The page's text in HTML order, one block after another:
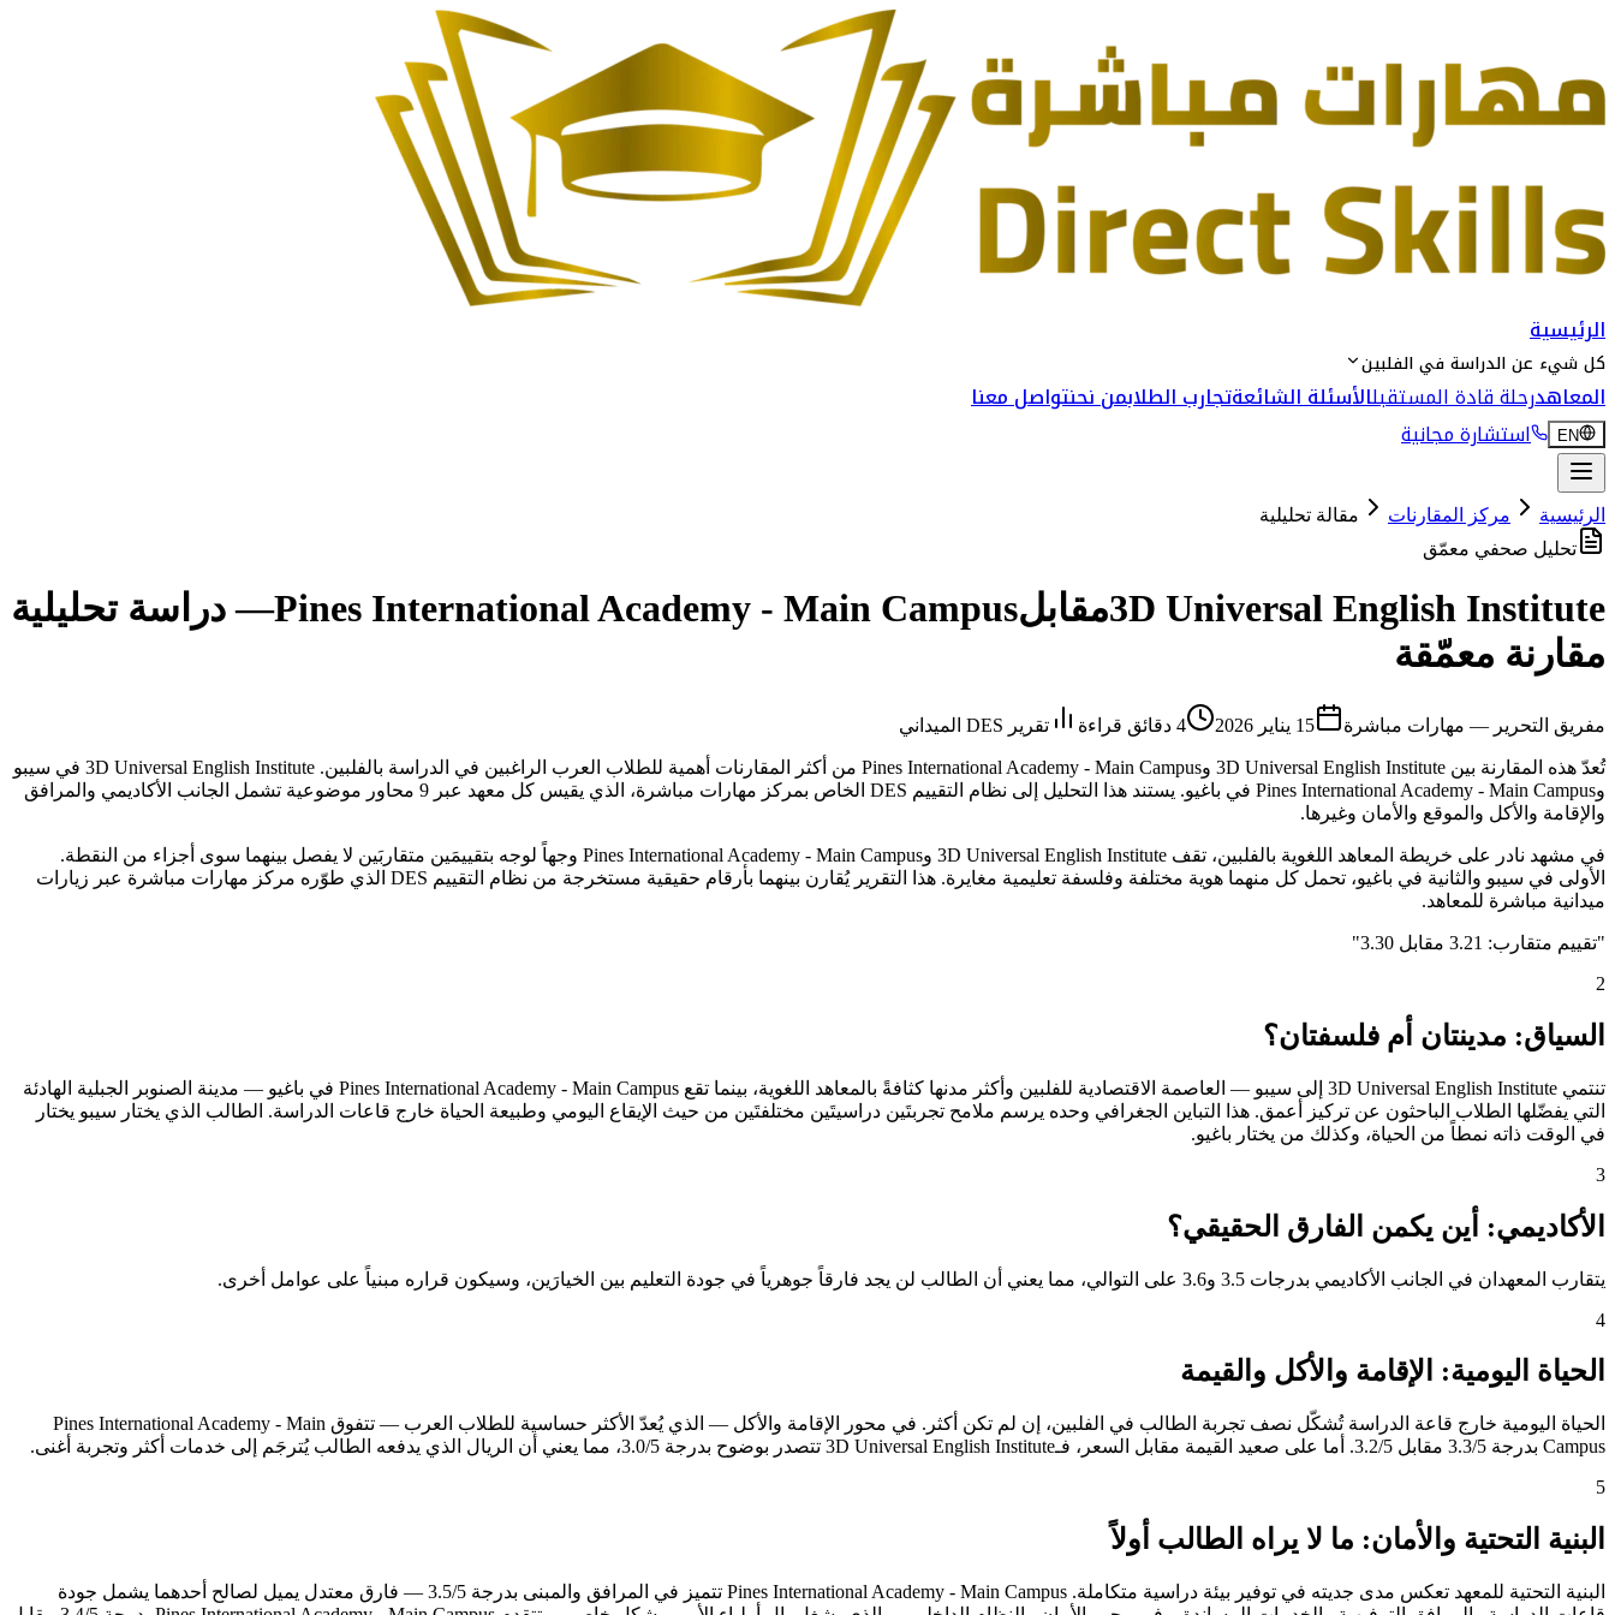
الرئيسية
كل شيء عن الدراسة في الفلبين
المعاهدرحلة قادة المستقبلالأسئلة الشائعةتجارب الطلابمن نحنتواصل معنا
EN استشارة مجانية
الرئيسية مركز المقارنات
مقالة تحليلية
تحليل صحفي معمّق
3D Universal English InstituteمقابلPines International Academy - Main Campus— دراسة تحليلية
مقارنة معمّقة
مفريق التحرير — مهارات مباشرة 15 يناير 2026 4 دقائق قراءة تقرير DES الميداني
تُعدّ هذه المقارنة بين 3D Universal English Institute وPines International Academy - Main Campus من أكثر المقارنات أهمية للطلاب العرب الراغبين في الدراسة بالفلبين. 3D Universal English Institute في سيبو
وPines International Academy - Main Campus في باغيو. يستند هذا التحليل إلى نظام التقييم DES الخاص بمركز مهارات مباشرة، الذي يقيس كل معهد عبر 9 محاور موضوعية تشمل الجانب الأكاديمي والمرافق
والإقامة والأكل والموقع والأمان وغيرها.
في مشهد نادر على خريطة المعاهد اللغوية بالفلبين، تقف 3D Universal English Institute وPines International Academy - Main Campus وجهاً لوجه بتقييمَين متقاربَين لا يفصل بينهما سوى أجزاء من النقطة.
الأولى في سيبو والثانية في باغيو، تحمل كل منهما هوية مختلفة وفلسفة تعليمية مغايرة. هذا التقرير يُقارن بينهما بأرقام حقيقية مستخرجة من نظام التقييم DES الذي طوّره مركز مهارات مباشرة عبر زيارات
ميدانية مباشرة للمعاهد.
"تقييم متقارب: 3.21 مقابل 3.30
"
2
السياق: مدينتان أم فلسفتان؟
تنتمي 3D Universal English Institute إلى سيبو — العاصمة الاقتصادية للفلبين وأكثر مدنها كثافةً بالمعاهد اللغوية، بينما تقع Pines International Academy - Main Campus في باغيو — مدينة الصنوبر الجبلية الهادئة
التي يفضّلها الطلاب الباحثون عن تركيز أعمق. هذا التباين الجغرافي وحده يرسم ملامح تجربتَين دراسيتَين مختلفتَين من حيث الإيقاع اليومي وطبيعة الحياة خارج قاعات الدراسة. الطالب الذي يختار سيبو يختار
في الوقت ذاته نمطاً من الحياة، وكذلك من يختار باغيو.
3
الأكاديمي: أين يكمن الفارق الحقيقي؟
يتقارب المعهدان في الجانب الأكاديمي بدرجات 3.5 و3.6 على التوالي، مما يعني أن الطالب لن يجد فارقاً جوهرياً في جودة التعليم بين الخيارَين، وسيكون قراره مبنياً على عوامل أخرى.
4
الحياة اليومية: الإقامة والأكل والقيمة
الحياة اليومية خارج قاعة الدراسة تُشكّل نصف تجربة الطالب في الفلبين، إن لم تكن أكثر. في محور الإقامة والأكل — الذي يُعدّ الأكثر حساسية للطلاب العرب — تتفوق Pines International Academy - Main
Campus بدرجة 3.3/5 مقابل 3.2/5. أما على صعيد القيمة مقابل السعر، فـ3D Universal English Institute تتصدر بوضوح بدرجة 3.0/5، مما يعني أن الريال الذي يدفعه الطالب يُترجَم إلى خدمات أكثر وتجربة أغنى.
5
البنية التحتية والأمان: ما لا يراه الطالب أولاً
البنية التحتية للمعهد تعكس مدى جديته في توفير بيئة دراسية متكاملة. Pines International Academy - Main Campus تتميز في المرافق والمبنى بدرجة 3.5/5 — فارق معتدل يميل لصالح أحدهما يشمل جودة